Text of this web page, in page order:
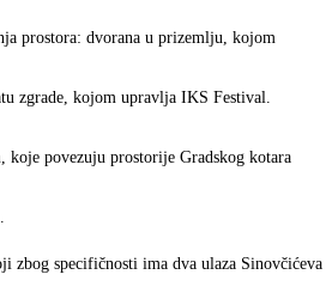
prostora: dvorana u prizemlju, kojom
zgrade, kojom upravlja IKS Festival.
koje povezuju prostorije Gradskog kotara
zbog specifičnosti ima dva ulaza Sinovčićeva